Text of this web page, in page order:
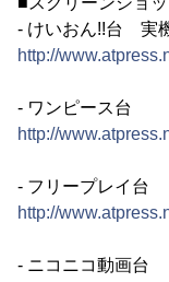
- けいおん!!台 実
http://
- ワンピース台
http://
- フリープレイ台
http://
- ニコニコ動画台